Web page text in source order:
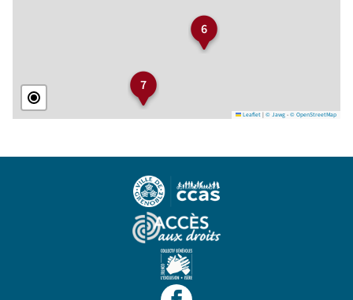
6
7
Leaflet|© Jawg-© OpenStreetMap